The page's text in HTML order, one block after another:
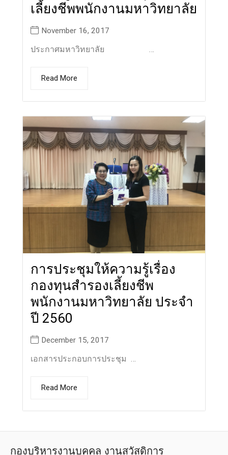
เลี้ยงชีพพนักงานมหาวิทยาลัย
November 16, 2017
ประกาศมหาวิทยาลัย …
Read More
การประชุมให้ความรู้เรื่อง
กองทุนสำรองเลี้ยงชีพ
พนักงานมหาวิทยาลัย ประจำ
ปี 2560
December 15, 2017
เอกสารประกอบการประชุม …
Read More
กองบริหารงานบุคคล งานสวัสดิการ